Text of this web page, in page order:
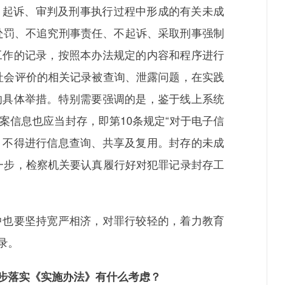
诉、审判及刑事执行过程中形成的有关未成
、不追究刑事责任、不起诉、采取刑事强制
的记录，按照本办法规定的内容和程序进行
评价的相关记录被查询、泄露问题，在实践
体举措。特别需要强调的是，鉴于线上系统
信息也应当封存，即第10条规定“对于电子信
得进行信息查询、共享及复用。封存的未成
，检察机关要认真履行好对犯罪记录封存工
要坚持宽严相济，对罪行较轻的，着力教育
实《实施办法》有什么考虑？